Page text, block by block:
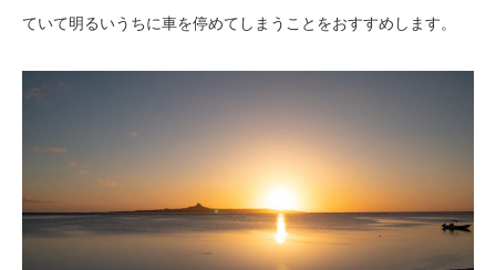
ていて明るいうちに車を停めてしまうことをおすすめします。